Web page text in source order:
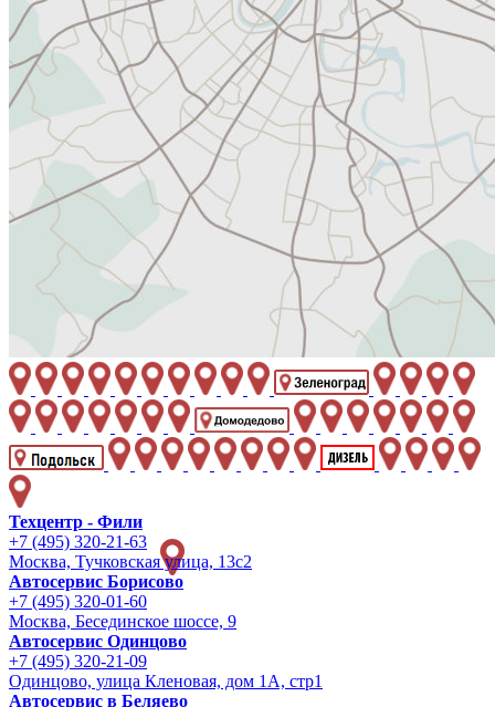
Техцентр - Фили
+7 (495) 320-21-63
Москва, Тучковская улица, 13с2
Автосервис Борисово
+7 (495) 320-01-60
Москва, Бесединское шоссе, 9
Автосервис Одинцово
+7 (495) 320-21-09
Одинцово, улица Кленовая, дом 1А, стр1
Автосервис в Беляево